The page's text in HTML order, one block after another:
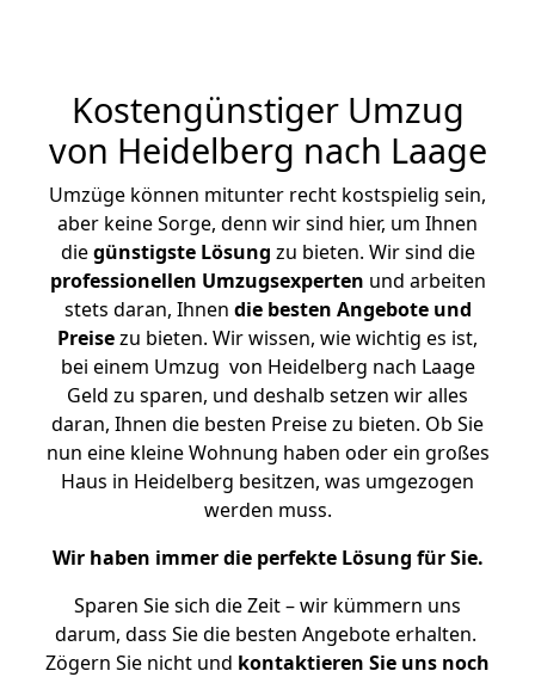
Kostengünstiger Umzug
von Heidelberg nach Laage
Umzüge können mitunter recht kostspielig sein,
aber keine Sorge, denn wir sind hier, um Ihnen
diegünstigste Lösung zu bieten. Wir sind die
professionellen Umzugsexperten und arbeiten
stets daran, Ihnen die besten Angebote und
Preisezu bieten. Wir wissen, wie wichtig es ist,
bei einem Umzug von Heidelberg nach Laage
Geld zu sparen, und deshalb setzen wir alles
daran, Ihnen die besten Preise zu bieten. Ob Sie
nun eine kleine Wohnung haben oder ein großes
Haus in Heidelberg besitzen, was umgezogen
werden muss.
Wir haben immer die perfekte Lösung für Sie.
Sparen Sie sich die Zeit – wir kümmern uns
darum, dass Sie die besten Angebote erhalten.
Zögern Sie nicht und kontaktieren Sie uns noch